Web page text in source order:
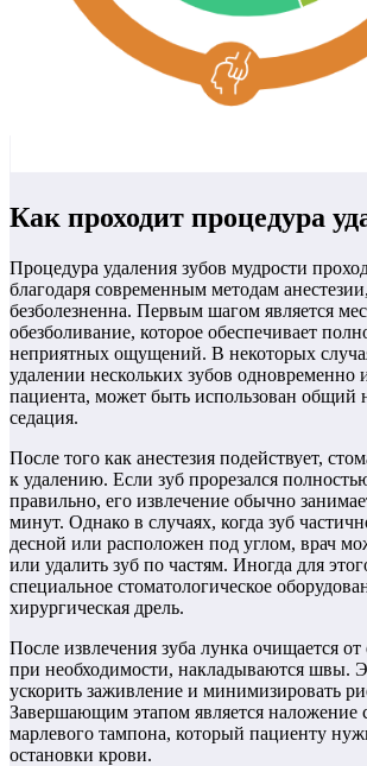
Как проходит процедура
Процедура удаления зубов мудрости
благодаря современным методам
безболезненна. Первым шагом является
обезболивание, которое обеспечивает
неприятных ощущений. В некоторых
удалении нескольких зубов
пациента, может быть использован общий
седация.
После того как анестезия подействует,
к удалению. Если зуб прорезался
правильно, его извлечение обычно
минут. Однако в случаях, когда зуб
десной или расположен под углом, врач
или удалить зуб по частям. Иногда для
специальное стоматологическое
хирургическая дрель.
После извлечения зуба лунка очищается от
при необходимости, накладываются швы.
ускорить заживление и минимизировать
Завершающим этапом является наложение
марлевого тампона, который пациенту
остановки крови.